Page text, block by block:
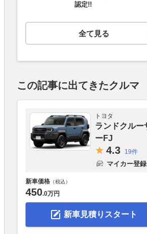
認定!!
全て見る
この記事に出てきたクルマ
トヨタ
ランドクルー
ーFJ
4.3 19件
マイカー登録
新車価格 （税込）
450.0万円
新車見積りスタート